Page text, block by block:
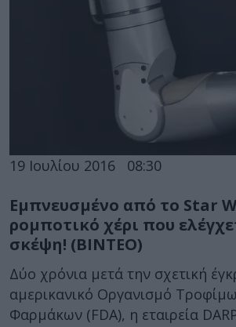
19 Ιουλίου 2016 08:30
Εμπνευσμένο από το Star
ρομποτικό χέρι που
σκέψη! (ΒΙΝΤΕΟ)
Δύο χρόνια μετά την σχετική
αμερικανικό Οργανισμό
Φαρμάκων (FDA), η εταιρεία